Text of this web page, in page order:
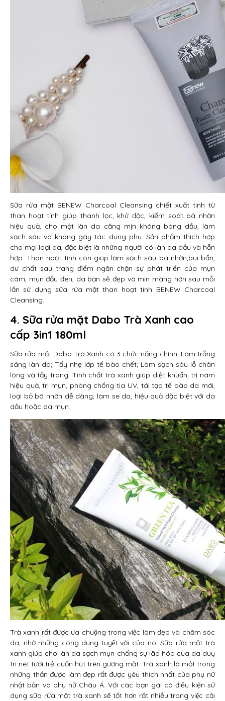
Sữa rửa mặt BENEW Charcoal Cleansing chiết xuất tinh từ
than hoạt tính giúp thanh lọc, khử độc, kiểm soát bã nhờn
hiệu quả, cho một làn da căng mịn không bóng dầu, làm
sạch sâu và không gây tác dụng phụ. Sản phẩm thích hợp
cho mọi loại da, đặc biệt là những người có làn da dầu và hỗn
hợp. Than hoạt tính còn giúp làm sạch sâu bã nhờn,bụi bẩn,
dư chất sau trang điểm ngăn chặn sự phát triển của mụn
cám, mụn đầu đen, da bạn sẽ đẹp và mịn màng hơn sau mỗi
lần sử dụng sữa rửa mặt than hoạt tính BENEW Charcoal
Cleansing.
4. Sữa rửa mặt Dabo Trà Xanh cao
cấp 3in1 180ml
Sữa rửa mặt Dabo Trà Xanh có 3 chức năng chính: Làm trắng
sáng làn da; Tẩy nhẹ lớp tế bào chết; Làm sạch sâu lỗ chân
lông và tẩy trang. Tinh chất trà xanh giúp diệt khuẩn, trị nám
hiệu quả, trị mụn, phòng chống tia UV, tái tạo tế bào da mới,
loại bỏ bã nhờn dễ dàng, làm se da, hiệu quả đặc biệt với da
dầu hoặc da mụn.
Trà xanh rất được ưa chuộng trong việc làm đẹp và chăm sóc
da, nhờ những công dụng tuyệt vời của nó. Sữa rửa mặt trà
xanh giúp cho làn da sạch mụn chống sự lão hóa của da duy
trì nét tươi trẻ cuốn hút trên gương mặt. Trà xanh là một trong
những thần được làm đẹp rất được yêu thích nhất của phụ nữ
nhật bản và phụ nữ Châu Á. Với các bạn gái có điều kiện sử
dụng sữa rửa mặt trà xanh sẽ tốt hơn rất nhiều trong việc cải